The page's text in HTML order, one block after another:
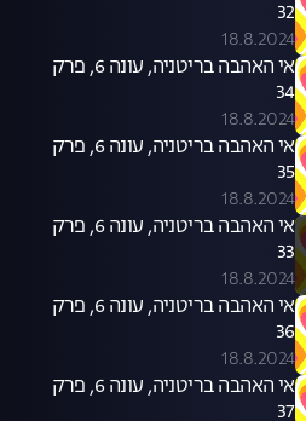
32
18.8.2024
אי האהבה בריטניה, עונה 6, פרק
34
18.8.2024
אי האהבה בריטניה, עונה 6, פרק
35
18.8.2024
אי האהבה בריטניה, עונה 6, פרק
33
18.8.2024
אי האהבה בריטניה, עונה 6, פרק
36
18.8.2024
אי האהבה בריטניה, עונה 6, פרק
37